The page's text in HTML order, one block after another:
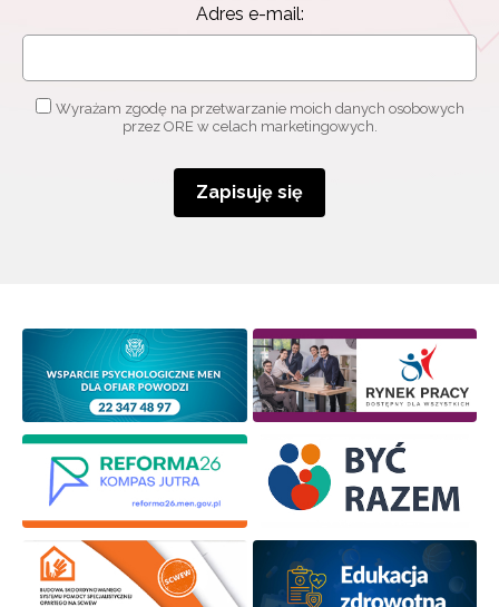
Adres e-mail:
Wyrażam zgodę na przetwarzanie moich danych osobowych
przez ORE w celach marketingowych.
Zapisuję się
Newsletter ORE
Zapisz się i bądź na bieżąco z najnowszymi
o szkoleniach i programach.
Wyrażam zgodę na przetwarzanie moich danych
osobowych przez ORE w celach marketingowych.
Zapisuję się